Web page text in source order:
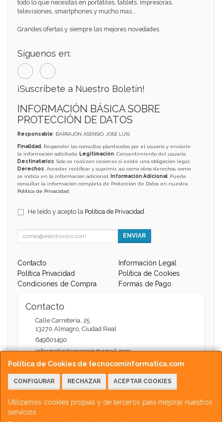
Política de Cookies de tecnocominformatica.com
CONFIGURAR RECHAZAR ACEPTAR COOKIES
Utilizamos cookies propias y de terceros para mejorar nuestros
servicios.
todo lo que necesitas en portátiles, tablets, impresoras,
televisiones, smartphones y mucho mas...
Grandes ofertas y siempre las mejores novedades
Síguenos en:
¡Suscríbete a Nuestro Boletín!
INFORMACIÓN BÁSICA SOBRE
PROTECCIÓN DE DATOS
Responsable: BARRAJÓN ASENSIO, JOSE LUIS
Finalidad: Responder las consultas planteadas por el usuario y enviarle
la información solicitada; Legitimación: Consentimiento del usuario;
Destinatarios: Solo se realizan cesiones si existe una obligación legal;
Derechos: Acceder, rectificar y suprimir, así como otros derechos, como
se indica en la información adicional;
Información Adicional: Puede
consultar la información completa de Protección de Datos en nuestra
Política de Privacidad
He leído y acepto la Política de Privacidad
ENVIAR
Contacto
Información Legal
Política Privacidad
Política de Cookies
Condiciones de Compra
Formas de Pago
Contacto
Calle Carretería, 25
13270 Almagro Ciudad Real
649601490
informaticatecnocom@gmail.com
Horario
Atención Web - 11:00 a 13:30 / 17:30 a 20:00